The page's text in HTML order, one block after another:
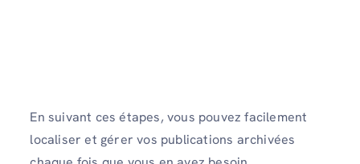
En suivant ces étapes, vous pouvez facilement
localiser et gérer vos publications archivées